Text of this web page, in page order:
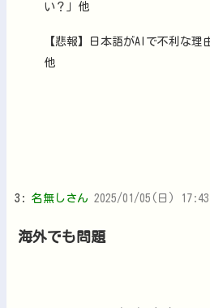
い？」他
【悲報】日本語がAIで不利な理
他
3: 名無しさん 2025/01/05(日)
海外でも問題